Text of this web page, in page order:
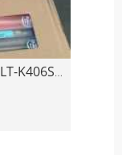
Kompatible Samsung Toner CLT-K406S / CLT-C406S